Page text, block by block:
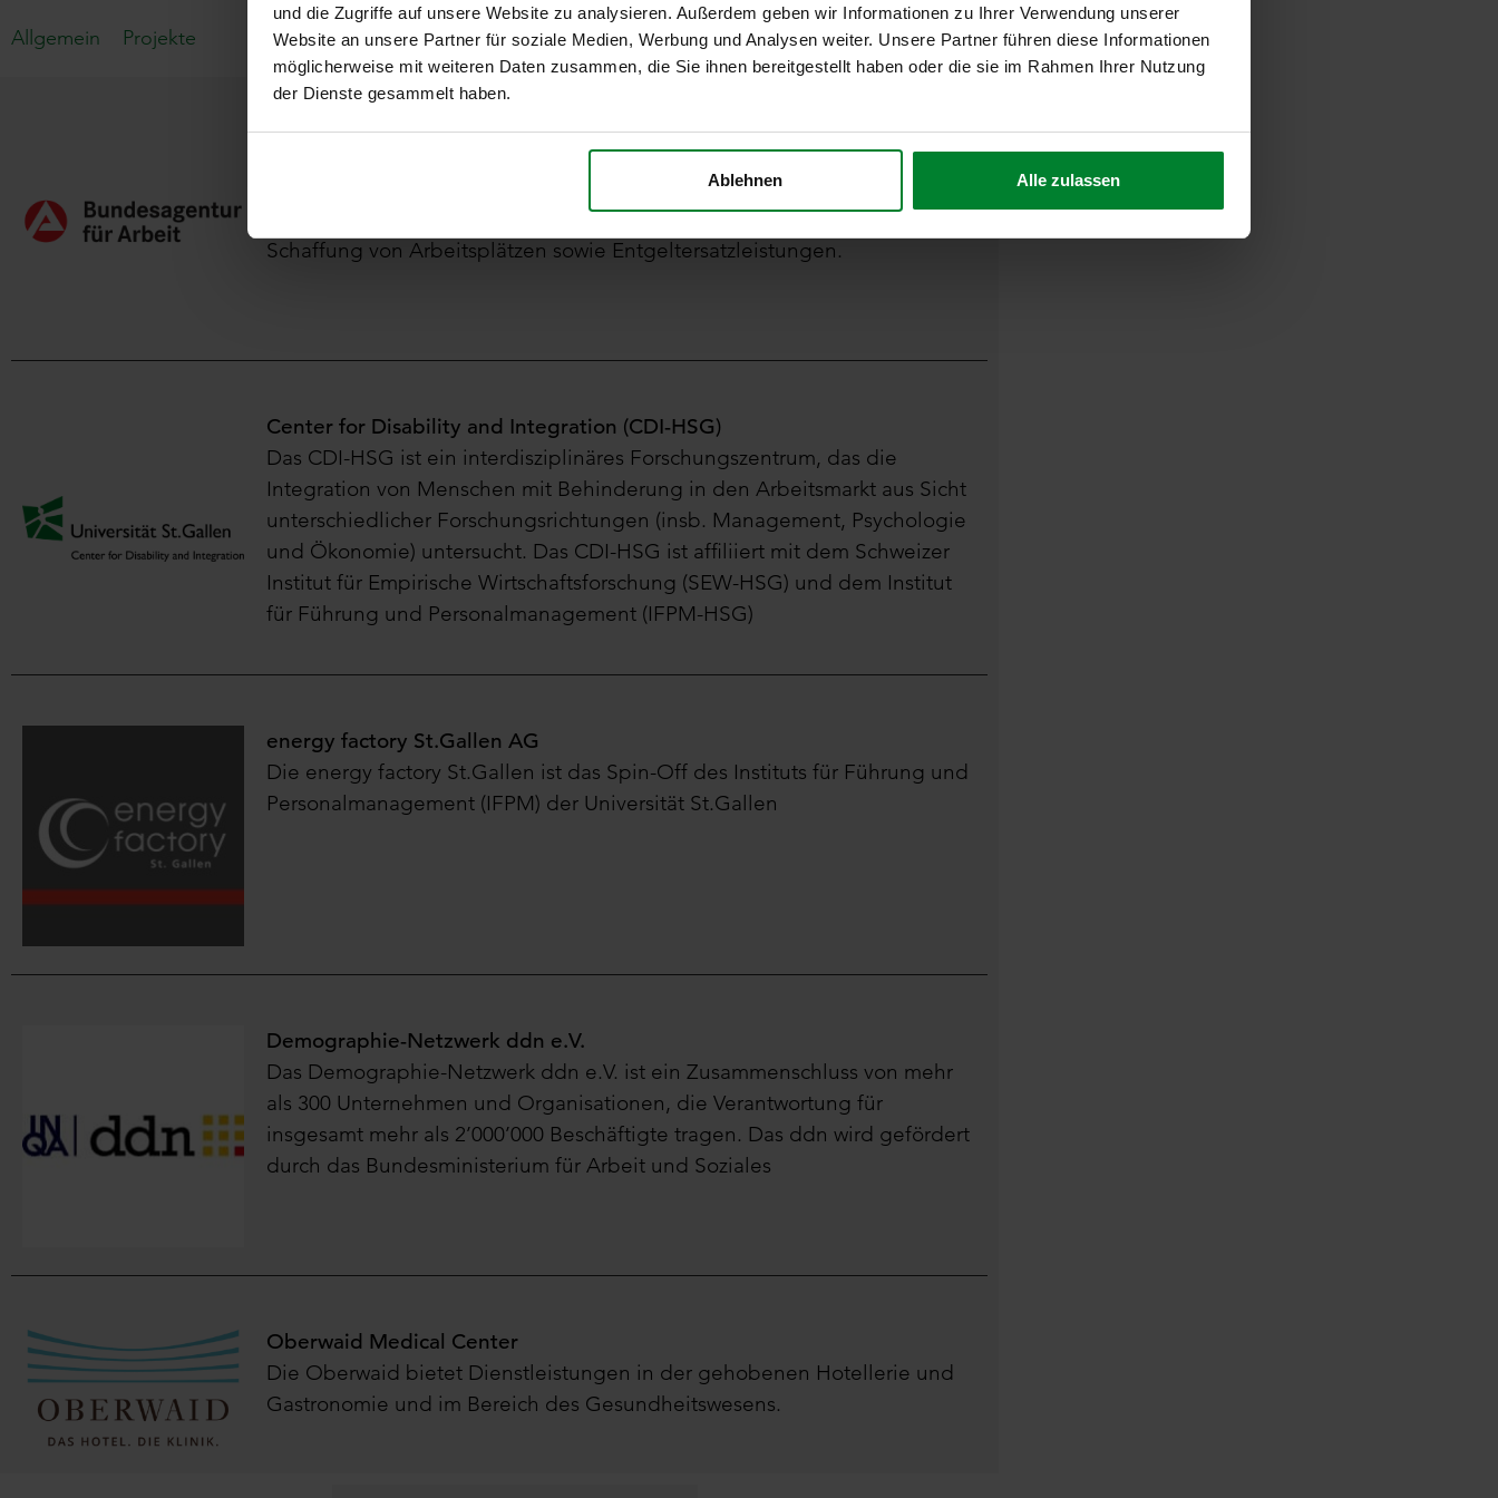
und die Zugriffe auf unsere Website zu analysieren. Außerdem geben wir Informationen zu Ihrer Verwendung unserer
Website an unsere Partner für soziale Medien, Werbung und Analysen weiter. Unsere Partner führen diese Informationen
möglicherweise mit weiteren Daten zusammen, die Sie ihnen bereitgestellt haben oder die sie im Rahmen Ihrer Nutzung
der Dienste gesammelt haben.
Ablehnen Alle zulassen
Allgemein Projekte Partner Publikationen
Bundesagentur für Arbeit
Wesentliche Aufgaben des grössten Dienstleisters am Arbeitsmarkt in
Deutschland sind die Vermittlung in Ausbildungs- und Arbeitsstellen,
Berufsberatung, Arbeitgeberberatung, Leistungen zur Erhaltung und
Schaffung von Arbeitsplätzen sowie Entgeltersatzleistungen.
Center for Disability and Integration (CDI-HSG)
Das CDI-HSG ist ein interdisziplinäres Forschungszentrum, das die
Integration von Menschen mit Behinderung in den Arbeitsmarkt aus Sicht
unterschiedlicher Forschungsrichtungen (insb. Management, Psychologie
und Ökonomie) untersucht. Das CDI-HSG ist affiliiert mit dem Schweizer
Institut für Empirische Wirtschaftsforschung (SEW-HSG) und dem Institut
für Führung und Personalmanagement (IFPM-HSG)
energy factory St.Gallen AG
Die energy factory St.Gallen ist das Spin-Off des Instituts für Führung und
Personalmanagement (IFPM) der Universität St.Gallen
Demographie-Netzwerk ddn e.V.
Das Demographie-Netzwerk ddn e.V. ist ein Zusammenschluss von mehr
als 300 Unternehmen und Organisationen, die Verantwortung für
insgesamt mehr als 2’000’000 Beschäftigte tragen. Das ddn wird gefördert
durch das Bundesministerium für Arbeit und Soziales
Oberwaid Medical Center
Die Oberwaid bietet Dienstleistungen in der gehobenen Hotellerie und
Gastronomie und im Bereich des Gesundheitswesens.